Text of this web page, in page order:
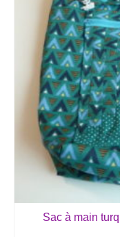
Sac à main